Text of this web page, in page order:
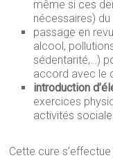
même si ces
nécessaires)
passage en
alcool,
sédentarité,…)
accord avec le
introduction
exercices
activités
Cette cure